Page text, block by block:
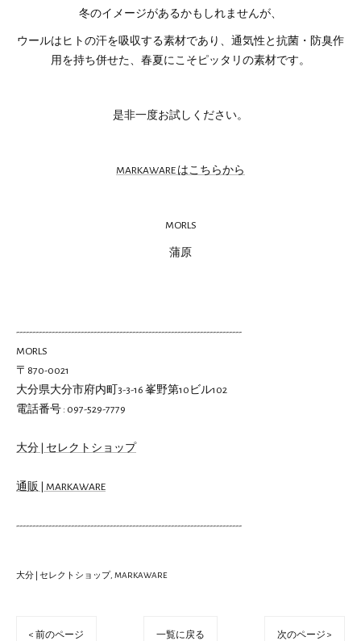
冬のイメージがあるかもしれませんが、
ウールはヒトの汗を吸収する素材であり、通気性と抗菌・防臭作
用を持ち併せた、春夏にこそピッタリの素材です。
是非一度お試しください。
MARKAWARE はこちらから
MORLS
蒲原
----------------------------------------------------------------------
MORLS
〒870-0021
大分県大分市府内町3-3-16 峯野第10ビル102
電話番号 : 097-529-7779
大分 | セレクトショップ
通販 | MARKAWARE
----------------------------------------------------------------------
大分 | セレクトショップ MARKAWARE
< 前のページ 一覧に戻る 次のページ >